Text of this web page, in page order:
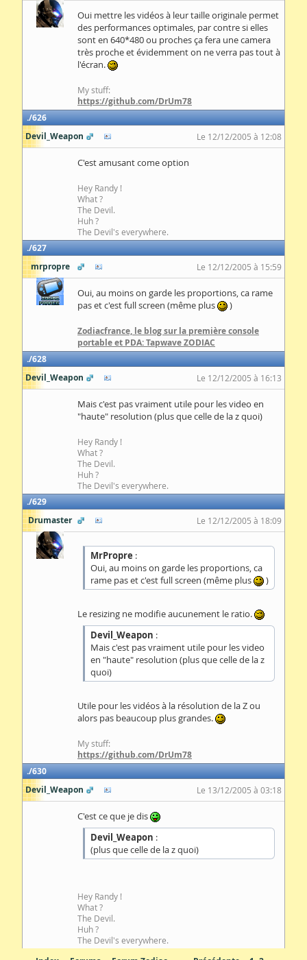
Oui mettre les vidéos à leur taille originale permet
des performances optimales, par contre si elles
sont en 640*480 ou proches ça fera une camera
très proche et évidemment on ne verra pas tout à
l'écran.
My stuff:
https://github.com/DrUm78
626
Devil_Weapon
Le 12/12/2005 à 12:08
C'est amusant come option
Hey Randy !
What ?
The Devil.
Huh ?
The Devil's everywhere.
627
mrpropre
Le 12/12/2005 à 15:59
Oui, au moins on garde les proportions, ca rame
pas et c'est full screen (même plus
)
Zodiacfrance, le blog sur la première console
portable et PDA: Tapwave ZODIAC
628
Devil_Weapon
Le 12/12/2005 à 16:13
Mais c'est pas vraiment utile pour les video en
"haute" resolution (plus que celle de la z quoi)
Hey Randy !
What ?
The Devil.
Huh ?
The Devil's everywhere.
629
Drumaster
Le 12/12/2005 à 18:09
MrPropre :
Oui, au moins on garde les proportions, ca
rame pas et c'est full screen (même plus
)
Le resizing ne modifie aucunement le ratio.
Devil_Weapon :
Mais c'est pas vraiment utile pour les video
en "haute" resolution (plus que celle de la z
quoi)
Utile pour les vidéos à la résolution de la Z ou
alors pas beaucoup plus grandes.
My stuff:
https://github.com/DrUm78
630
Devil_Weapon
Le 13/12/2005 à 03:18
C'est ce que je dis
Devil_Weapon :
(plus que celle de la z quoi)
Hey Randy !
What ?
The Devil.
Huh ?
The Devil's everywhere.